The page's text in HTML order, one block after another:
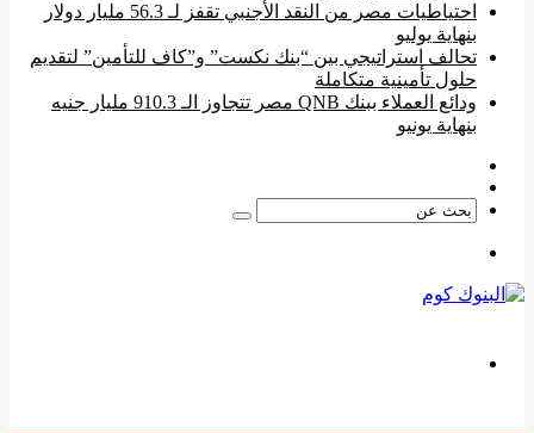
احتياطيات مصر من النقد الأجنبي تقفز لـ 56.3 مليار دولار
بنهاية يوليو
تحالف استراتيجي بين “بنك نكست” و”كاف للتأمين” لتقديم
حلول تأمينية متكاملة
ودائع العملاء ببنك QNB مصر تتجاوز الـ 910.3 مليار جنيه
بنهاية يونيو
بحث